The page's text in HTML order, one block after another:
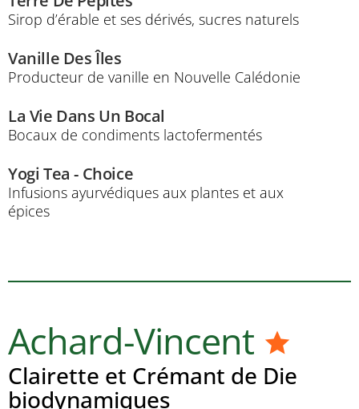
Sirop d’érable et ses dérivés, sucres naturels
Vanille Des Îles
Producteur de vanille en Nouvelle Calédonie
La Vie Dans Un Bocal
Bocaux de condiments lactofermentés
Yogi Tea - Choice
Infusions ayurvédiques aux plantes et aux
épices
Achard-Vincent
Clairette et Crémant de Die
biodynamiques